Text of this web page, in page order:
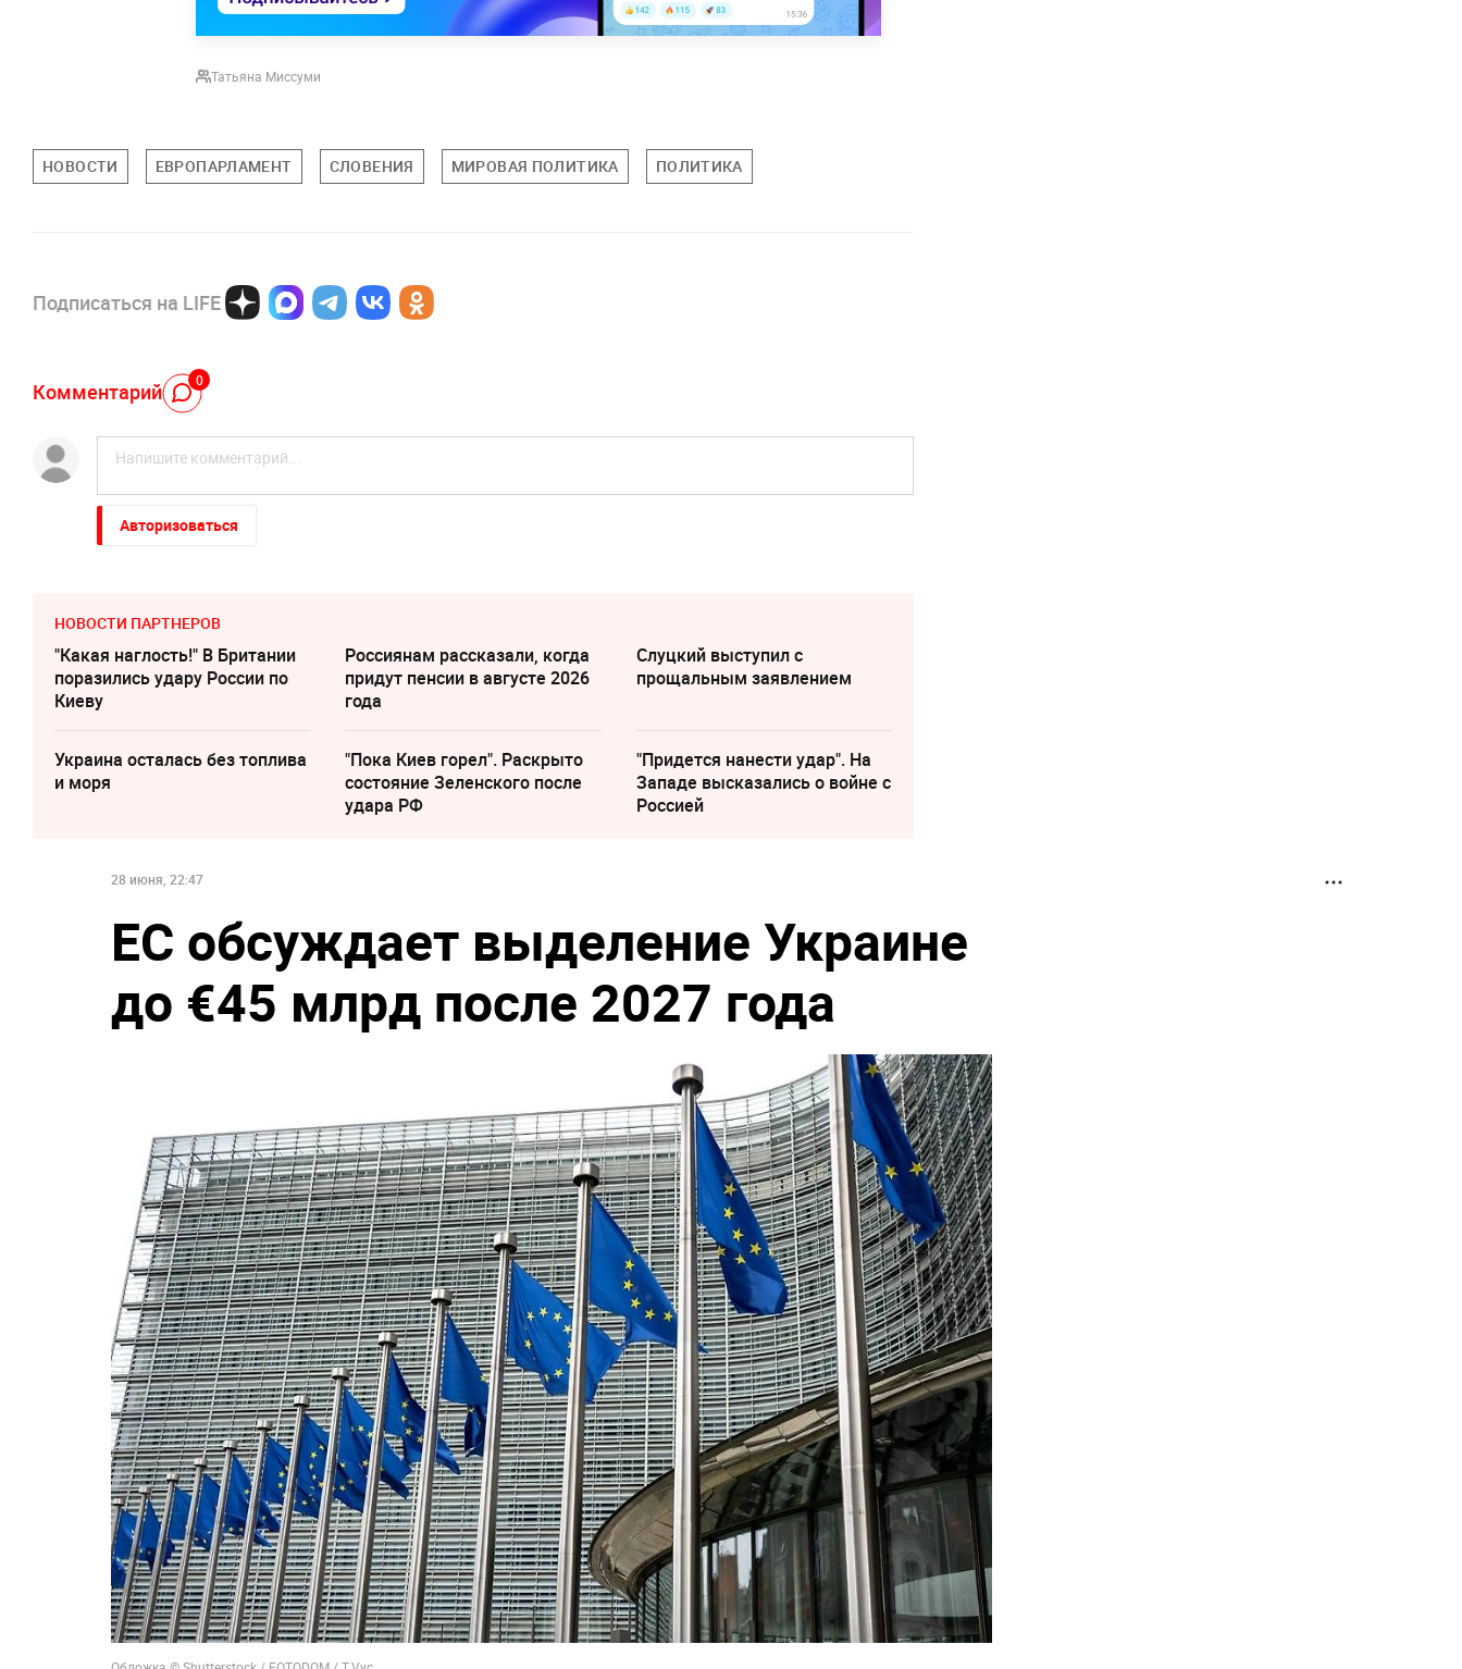
Татьяна Миссуми
НОВОСТИ ЕВРОПАРЛАМЕНТ СЛОВЕНИЯ МИРОВАЯ ПОЛИТИКА ПОЛИТИКА
Подписаться на LIFE
Комментарий 0
Авторизоваться
НОВОСТИ ПАРТНЕРОВ
"Какая наглость!" В Британии
поразились удару России по
Киеву
Россиянам рассказали, когда
придут пенсии в августе 2026
года
Слуцкий выступил с
прощальным заявлением
Украина осталась без топлива
и моря
"Пока Киев горел". Раскрыто
состояние Зеленского после
удара РФ
"Придется нанести удар". На
Западе высказались о войне с
Россией
28 июня, 22:47
ЕС обсуждает выделение Украине
до €45 млрд после 2027 года